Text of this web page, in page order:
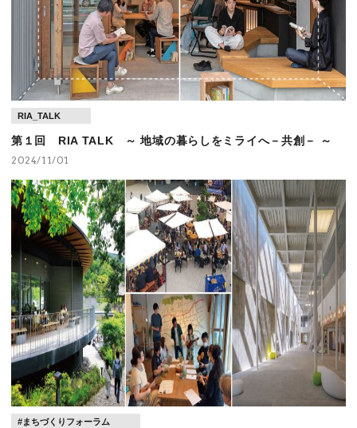
第２回 RIA_TALK ～地域の暮らしをミライへー地域の
価値を紡ぐー～
RIA_TALK
第１回 RIA TALK ～ 地域の暮らしをミライへ－共創－ ～
2024/11/01
第２回 RIA_TALK ～地域の暮らしをミライへー地域の
価値を紡ぐー～
#まちづくりフォーラム